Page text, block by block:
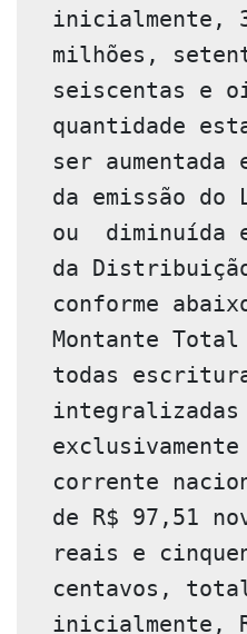
inicialmente,
milhões,
seiscentas e
quantidade
ser aumentada
da emissão do
ou  diminuída
da
conforme
Montante
todas
exclusivamente
corrente
de R$ 97,51
reais e
centavos,
inicialmente,